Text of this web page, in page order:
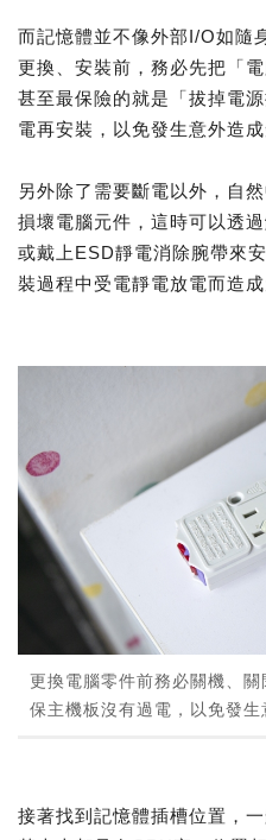
而記憶體並不像外部I/O如隨
更換、安裝前，務必先把「
甚至最保險的就是「拔掉電
電再安裝，以免發生意外造
另外除了需要斷電以外，自
損壞電腦元件，這時可以透
或戴上ESD靜電消除腕帶來
裝過程中受電靜電放電而造成
更換電腦零件前務必關機、
保主機板沒有過電，以免發生
接著找到記憶體插槽位置，